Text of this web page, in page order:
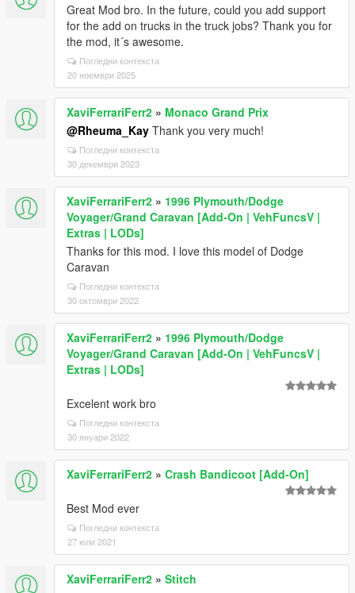
Great Mod bro. In the future, could you add support
for the add on trucks in the truck jobs? Thank you for
the mod, it´s awesome.
Погледни контекста
20 ноември 2025
XaviFerrariFerr2 » Monaco Grand Prix
@Rheuma_Kay Thank you very much!
Погледни контекста
30 декември 2023
XaviFerrariFerr2 » 1996 Plymouth/Dodge
Voyager/Grand Caravan [Add-On | VehFuncsV |
Extras | LODs]
Thanks for this mod. I love this model of Dodge
Caravan
Погледни контекста
30 октомври 2022
XaviFerrariFerr2 » 1996 Plymouth/Dodge
Voyager/Grand Caravan [Add-On | VehFuncsV |
Extras | LODs]
Excelent work bro
Погледни контекста
30 януари 2022
XaviFerrariFerr2 » Crash Bandicoot [Add-On]
Best Mod ever
Погледни контекста
27 юли 2021
XaviFerrariFerr2 » Stitch